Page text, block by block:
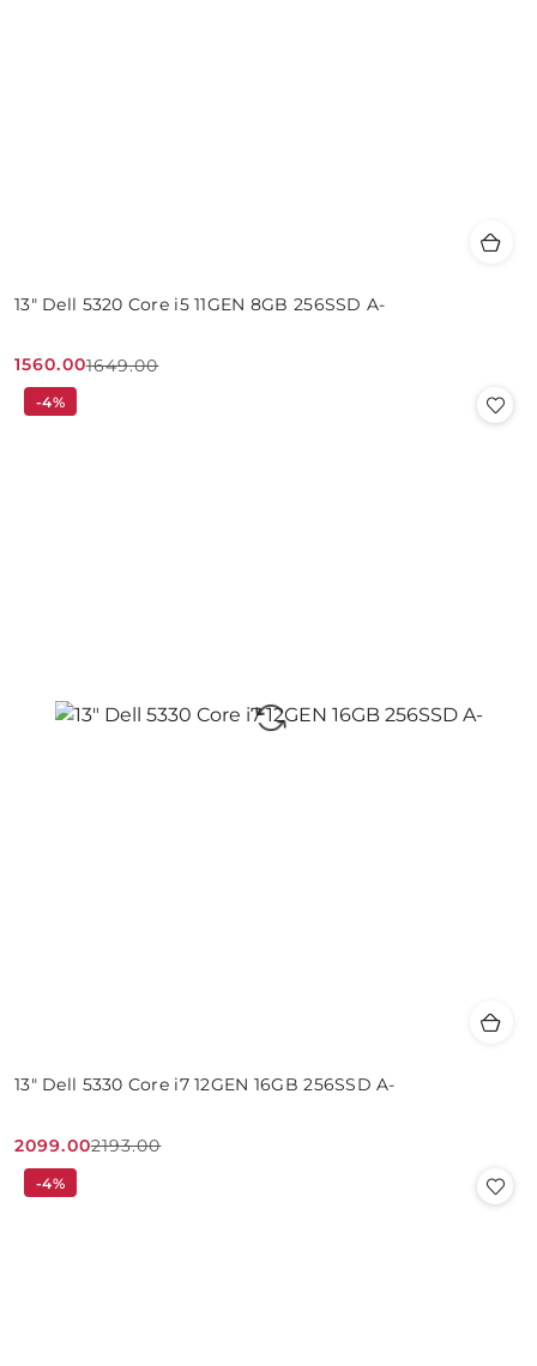
13" Dell 5320 Core i5 11GEN 8GB 256SSD A-
Cena
promocyjna:
1560.00
Cena
przed
1649.00
13" Dell 5330 Core i7 12GEN 16GB 256SSD A-
Cena
promocyjna:
2099.00
Cena
przed
2193.00
-4%
-4%